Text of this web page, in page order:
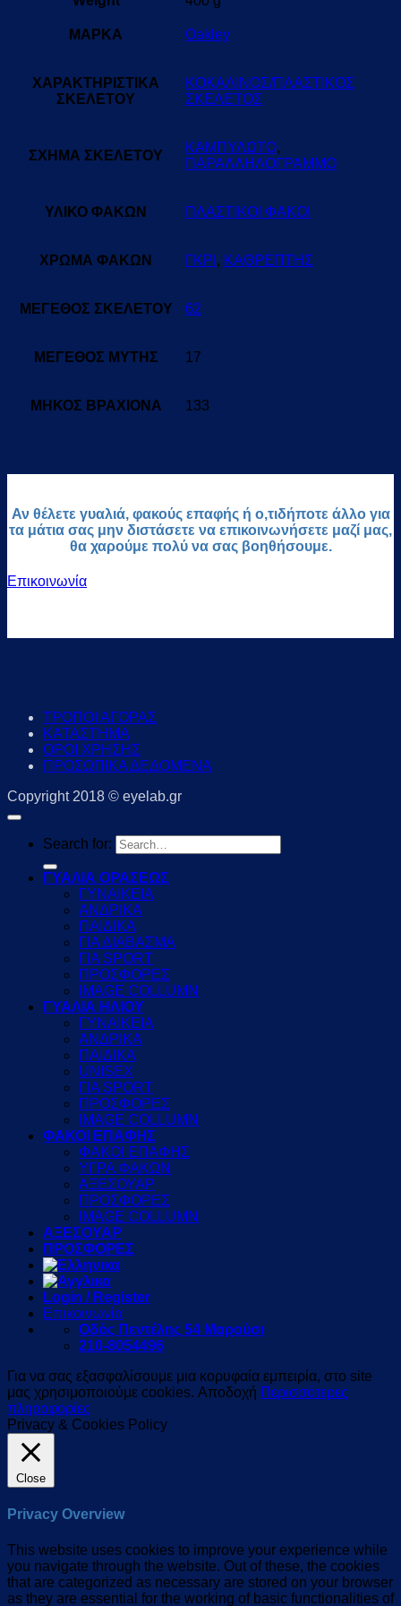
ΜΑΡΚΑ Oakley
ΧΑΡΑΚΤΗΡΙΣΤΙΚΑ
ΣΚΕΛΕΤΟΥ
ΚΟΚΑΛΙΝΟΣ/ΠΛΑΣΤΙΚΟΣ
ΣΚΕΛΕΤΟΣ
ΣΧΗΜΑ ΣΚΕΛΕΤΟΥ
ΚΑΜΠΥΛΩΤΟ,
ΠΑΡΑΛΛΗΛΟΓΡΑΜΜΟ
ΥΛΙΚΟ ΦΑΚΩΝ ΠΛΑΣΤΙΚΟΙ ΦΑΚΟΙ
ΧΡΩΜΑ ΦΑΚΩΝ ΓΚΡΙ , ΚΑΘΡΕΠΤΗΣ
ΜΕΓΕΘΟΣ ΣΚΕΛΕΤΟΥ 62
ΜΕΓΕΘΟΣ ΜΥΤΗΣ 17
ΜΗΚΟΣ ΒΡΑΧΙΟΝΑ 133
Αν θέλετε γυαλιά, φακούς επαφής ή ο,τιδήποτε άλλο για
τα μάτια σας μην διστάσετε να επικοινωνήσετε μαζί μας,
θα χαρούμε πολύ να σας βοηθήσουμε.
Επικοινωνία
ΤΡΟΠΟΙ ΑΓΟΡΑΣ
ΚΑΤΑΣΤΗΜΑ
ΟΡΟΙ ΧΡΗΣΗΣ
ΠΡΟΣΩΠΙΚΑ ΔΕΔΟΜΕΝΑ
Copyright 2018 © eyelab.gr
Search for:
ΓΥΑΛΙΑ ΟΡΑΣΕΩΣ
ΓΥΝΑΙΚΕΙΑ
ΑΝΔΡΙΚΑ
ΠΑΙΔΙΚΑ
ΓΙΑ ΔΙΑΒΑΣΜΑ
ΓΙΑ SPORT
ΠΡΟΣΦΟΡΕΣ
IMAGE COLLUMN
ΓΥΑΛΙΑ ΗΛΙΟΥ
ΓΥΝΑΙΚΕΙΑ
ΑΝΔΡΙΚΑ
ΠΑΙΔΙΚΑ
UNISEX
ΓΙΑ SPORT
ΠΡΟΣΦΟΡΕΣ
IMAGE COLLUMN
ΦΑΚΟΙ ΕΠΑΦΗΣ
ΦΑΚΟΙ ΕΠΑΦΗΣ
ΥΓΡΑ ΦΑΚΩΝ
ΑΞΕΣΟΥΑΡ
ΠΡΟΣΦΟΡΕΣ
IMAGE COLLUMN
ΑΞΕΣΟΥΑΡ
ΠΡΟΣΦΟΡΕΣ
Login / Register
Επικοινωνία
Οδός Πεντέλης 54 Μαρούσι
210-8054496
Για να σας εξασφαλίσουμε μια κορυφαία εμπειρία, στο site
μας χρησιμοποιούμε cookies. Αποδοχή Περισσότερες
πληροφορίες
Privacy & Cookies Policy
Close
Privacy Overview
This website uses cookies to improve your experience while
you navigate through the website. Out of these, the cookies
that are categorized as necessary are stored on your browser
as they are essential for the working of basic functionalities of